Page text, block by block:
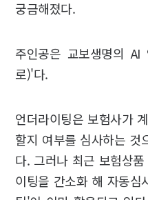
궁금해졌다.
주인공은 교보생명의 AI
로)'다.
언더라이팅은 보험사가
할지 여부를 심사하는 것
다. 그러나 최근 보험상
이팅을 간소화 해 자동심